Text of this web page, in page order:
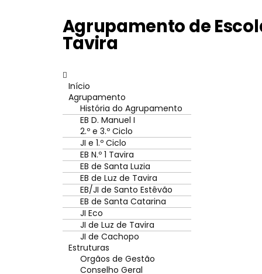
Agrupamento de
Tavira
Início
Agrupamento
História do Agrupamento
EB D. Manuel I
2.º e 3.º Ciclo
JI e 1.º Ciclo
EB N.º 1 Tavira
EB de Santa Luzia
EB de Luz de Tavira
EB/JI de Santo Estêvão
EB de Santa Catarina
JI Eco
JI de Luz de Tavira
JI de Cachopo
Estruturas
Orgãos de Gestão
Conselho Geral